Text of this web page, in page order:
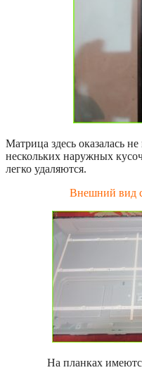
Матрица здесь оказалась
нескольких наружных
легко удаляются.
Внешний вид
На планках